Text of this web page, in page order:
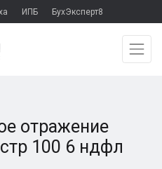
ИПБ БухЭксперт8
отражение
100 6 ндфл